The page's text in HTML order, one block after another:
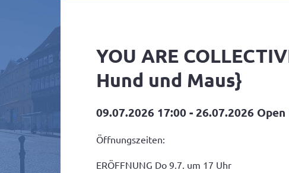
YOU ARE
Hund und Maus}
09.07.2026 17:00 - 26.07.2026 Open
Öffnungszeiten:
ERÖFFNUNG Do 9.7. um 17 Uhr